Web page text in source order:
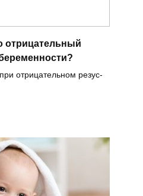
отрицательный
отрицательном резус-